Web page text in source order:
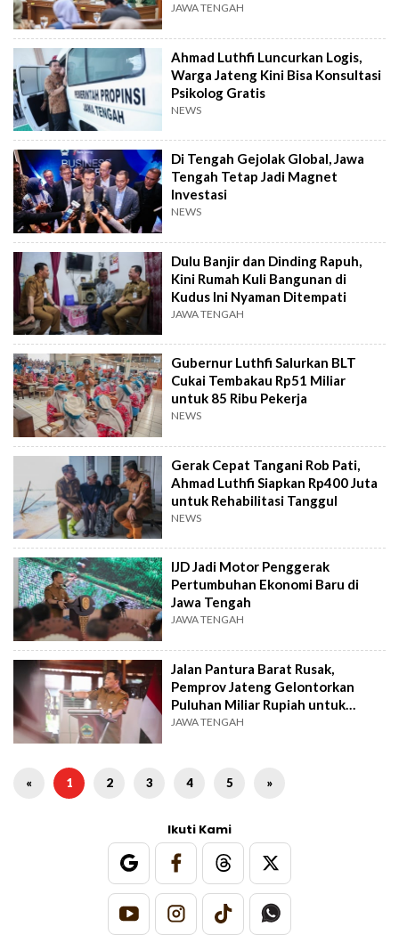
JAWA TENGAH
Ahmad Luthfi Luncurkan Logis,
Warga Jateng Kini Bisa Konsultasi
Psikolog Gratis
NEWS
Di Tengah Gejolak Global, Jawa
Tengah Tetap Jadi Magnet
Investasi
NEWS
Dulu Banjir dan Dinding Rapuh,
Kini Rumah Kuli Bangunan di
Kudus Ini Nyaman Ditempati
JAWA TENGAH
Gubernur Luthfi Salurkan BLT
Cukai Tembakau Rp51 Miliar
untuk 85 Ribu Pekerja
NEWS
Gerak Cepat Tangani Rob Pati,
Ahmad Luthfi Siapkan Rp400 Juta
untuk Rehabilitasi Tanggul
NEWS
IJD Jadi Motor Penggerak
Pertumbuhan Ekonomi Baru di
Jawa Tengah
JAWA TENGAH
Jalan Pantura Barat Rusak,
Pemprov Jateng Gelontorkan
Puluhan Miliar Rupiah untuk
Perbaikan
JAWA TENGAH
« 1 2 3 4 5 »
Ikuti Kami